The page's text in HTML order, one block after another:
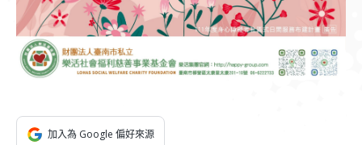
加入為 Google 偏好來源